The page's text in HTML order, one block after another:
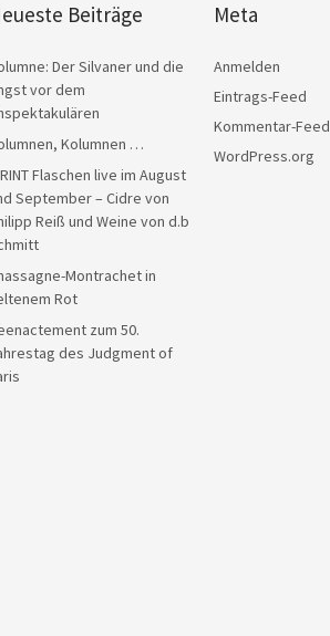
Beiträge
Der Silvaner und die
vor dem
Kolumnen …
Flaschen live im August
September – Cidre von
Reiß und Weine von d.b
Montrachet in
Rot
zum 50.
des Judgment of
Meta
Anmelden
Eintrags-Feed
Kommentar-Feed
WordPress.org